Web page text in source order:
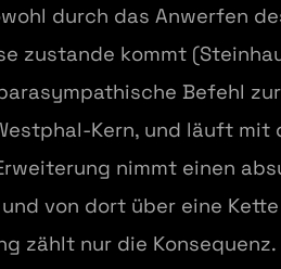
durch das Anwerfen
zustande kommt
Befehl
Kern, und läuft
nimmt einen
von dort über eine
zählt nur die